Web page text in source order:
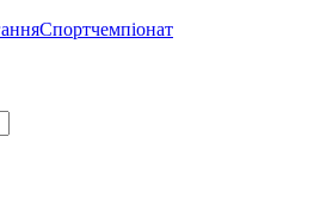
Спортчемпіонат